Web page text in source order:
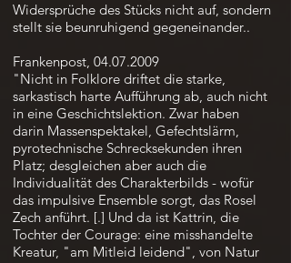
Widersprüche des Stücks nicht auf, sondern
stellt sie beunruhigend gegeneinander..
Frankenpost, 04.07.2009
"Nicht in Folklore driftet die starke,
sarkastisch harte Aufführung ab, auch nicht
in eine Geschichtslektion. Zwar haben
darin Massenspektakel, Gefechtslärm,
pyrotechnische Schrecksekunden ihren
Platz; desgleichen aber auch die
Individualität des Charakterbilds - wofür
das impulsive Ensemble sorgt, das Rosel
Zech anführt. [.] Und da ist Kattrin, die
Tochter der Courage: eine misshandelte
Kreatur, "am Mitleid leidend", von Natur